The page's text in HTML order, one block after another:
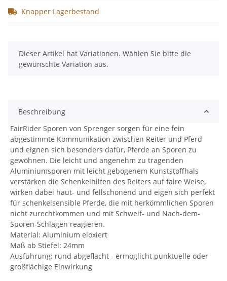
Knapper Lagerbestand
x
Dieser Artikel hat Variationen. Wählen Sie bitte die
gewünschte Variation aus.
Beschreibung
FairRider Sporen von Sprenger sorgen für eine fein
abgestimmte Kommunikation zwischen Reiter und Pferd
und eignen sich besonders dafür, Pferde an Sporen zu
gewöhnen. Die leicht und angenehm zu tragenden
Aluminiumsporen mit leicht gebogenem Kunststoffhals
verstärken die Schenkelhilfen des Reiters auf faire Weise,
wirken dabei haut- und fellschonend und eigen sich perfekt
für schenkelsensible Pferde, die mit herkömmlichen Sporen
nicht zurechtkommen und mit Schweif- und Nach-dem-
Sporen-Schlagen reagieren.
Material: Aluminium eloxiert
Maß ab Stiefel: 24mm
Ausführung: rund abgeflacht - ermöglicht punktuelle oder
großflächige Einwirkung